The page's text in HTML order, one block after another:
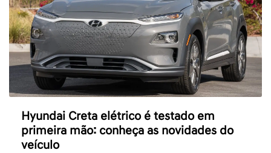
Hyundai Creta elétrico é testado em
primeira mão: conheça as novidades do
veículo